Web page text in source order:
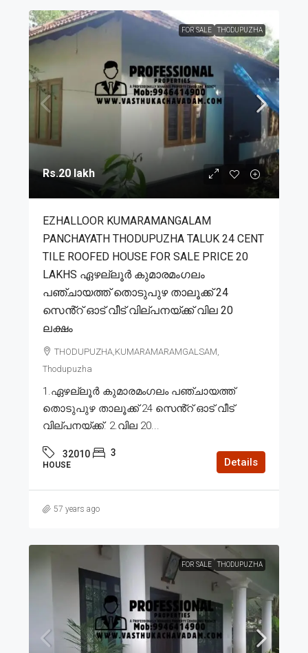
FOR SALE THODUPUZHA
Rs.20 lakh
EZHALLOOR KUMARAMANGALAM
PANCHAYATH THODUPUZHA TALUK 24 CENT
TILE ROOFED HOUSE FOR SALE PRICE 20
LAKHS ഏഴല്ലൂർ കുമാരമംഗലം
പഞ്ചായത്ത് തൊടുപുഴ താലൂക്ക് 24
സെൻ്റ് ഓട് വീട് വില്പനയ്ക്ക് വില 20
ലക്ഷം
THODUPUZHA,KUMARAMARAMGALSAM,
Thodupuzha
1.ഏഴല്ലൂർ കുമാരമംഗലം പഞ്ചായത്ത്
തൊടുപുഴ താലൂക്ക് 24 സെൻ്റ് ഓട് വീട്
വില്പനയ്ക്ക്. 2.വില 20...
32010 3
HOUSE Details
57 years ago
FOR SALE THODUPUZHA